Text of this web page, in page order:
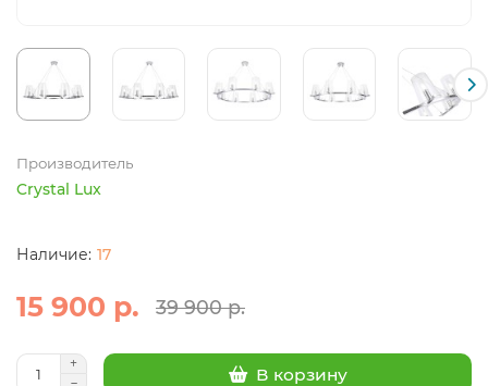
Производитель
Crystal Lux
17
15 900 р. 39 900 р.
В корзину